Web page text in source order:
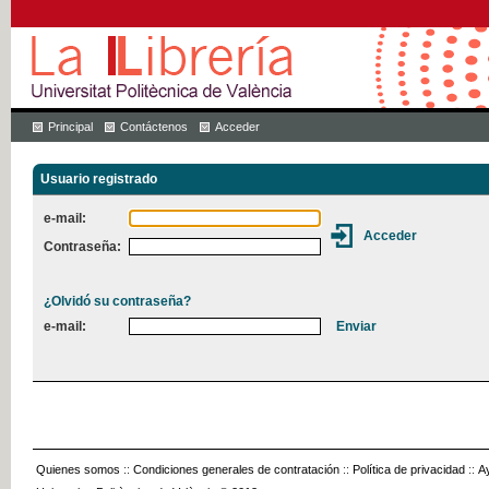
Principal Contáctenos Acceder
Usuario registrado
e-mail:
Contraseña:
¿Olvidó su contraseña?
e-mail:
Quienes somos :: Condiciones generales de contratación :: Política de privacidad ::